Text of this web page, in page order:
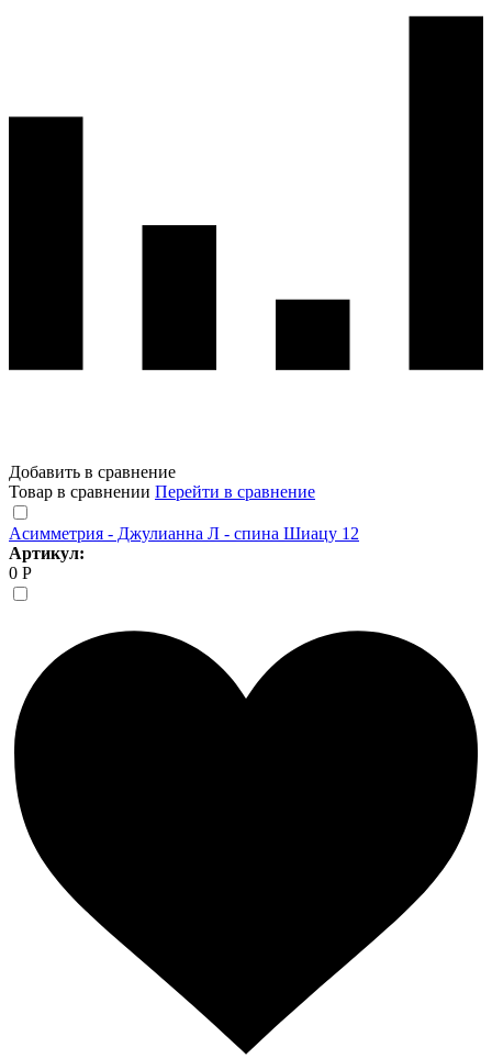
Добавить в сравнение
Товар в сравнении Перейти в сравнение
Асимметрия - Джулианна Л - спина Шиацу 12
Артикул:
0 Р